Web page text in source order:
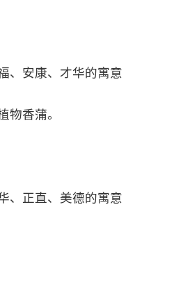
、安康、才华的寓意
物香蒲。
、正直、美德的寓意